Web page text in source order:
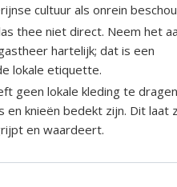
cultuur als onrein
thee niet direct. Neem het
hartelijk; dat is een
lokale etiquette.
geen lokale kleding te
en knieën bedekt zijn. Dit laat
en waardeert.